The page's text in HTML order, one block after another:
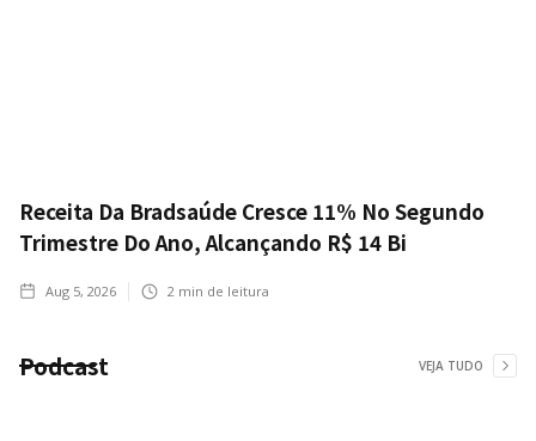
Receita Da Bradsaúde Cresce 11% No Segundo
Trimestre Do Ano, Alcançando R$ 14 Bi
Aug 5, 2026 2 min de leitura
Podcast VEJA TUDO